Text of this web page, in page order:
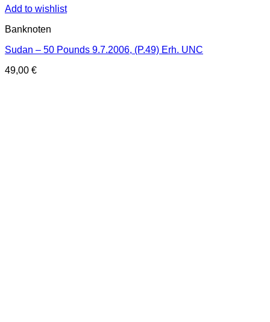
Add to wishlist
Banknoten
Sudan – 50 Pounds 9.7.2006, (P.49) Erh. UNC
49,00 €